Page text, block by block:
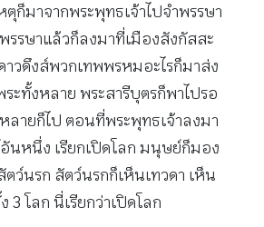
ตุก็มาจากพระพุทธเจ้าไปจำพรรษา
รรษาแล้วก็ลงมาที่เมืองสังกัสสะ
วดึงส์พวกเทพพรหมอะไรก็มาส่ง
ะทั้งหลาย พระสารีบุตรก็พาไปรอ
ลายก็ไป ตอนที่พระพุทธเจ้าลงมา
นหนึ่ง เรียกเปิดโลก มนุษย์ก็มอง
ตว์นรก สัตว์นรกก็เห็นเทวดา เห็น
โลก นี่เรียกว่าเปิดโลก